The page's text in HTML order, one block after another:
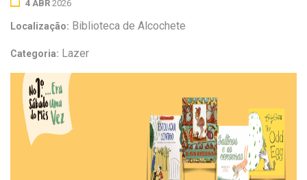
4 ABR 2026
Localização: Biblioteca de Alcochete
Categoria: Lazer